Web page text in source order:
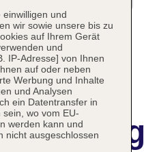
und
wir sowie unsere bis zu
auf Ihrem Gerät
und
IP-Adresse] von Ihnen
auf oder neben
Werbung und Inhalte
und Analysen
ein Datentransfer in
wo vom EU-
werden kann und
nicht ausgeschlossen